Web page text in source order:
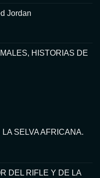
Jordan
HISTORIAS DE
SELVA AFRICANA.
DEL RIFLE Y DE LA